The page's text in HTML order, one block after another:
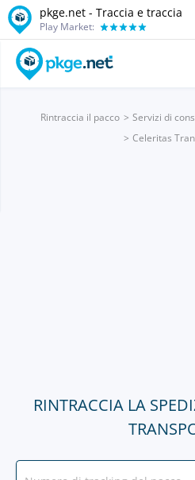
pkge.net - Traccia e traccia
Play Market:
Rintraccia il pacco
Servizi di
Celeritas
RINTRACCIA LA